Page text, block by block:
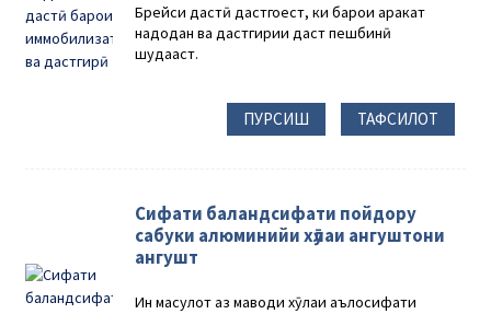
Брейси дастӣ дастгоҳест, ки барои ҳаракат
надодан ва дастгирии даст пешбинӣ
шудааст.
ПУРСИШ ТАФСИЛОТ
Сифати баландсифати пойдору
сабуки алюминийи хӯлаи ангуштони
ангушт
Ин маҳсулот аз маводи хӯлаи аълосифати